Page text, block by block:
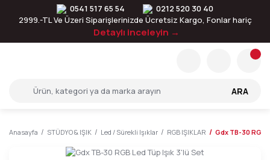
0541 517 65 54
0212 520 30 40
2999.-TL Ve Üzeri Siparişlerinizde Ücretsiz Kargo, Fonlar hariç
Detaylı inceleyin →
ARA
Anasayfa STÜDYO & IŞIK Led / Sürekli Işıklar RGB IŞIKLAR Gdx TB-30 RGB